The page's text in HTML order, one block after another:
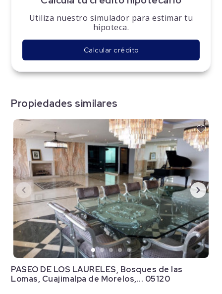
Utiliza nuestro simulador para estimar tu
hipoteca.
Calcular crédito
Propiedades similares
PASEO DE LOS LAURELES, Bosques de las
Lomas, Cuajimalpa de Morelos,... 05120